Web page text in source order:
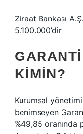
Ziraat Bankası
5.100.000’dir.
KIMIN?
Kurumsal
benimseyen
%49,85 oranında